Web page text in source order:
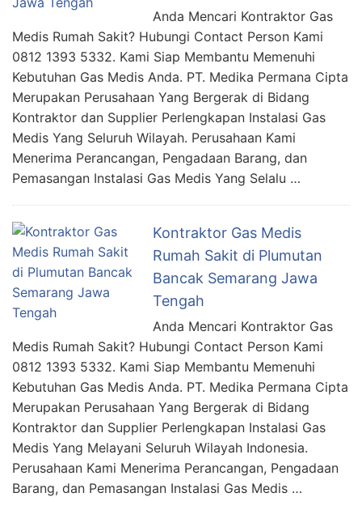
Anda Mencari Kontraktor Gas
Medis Rumah Sakit? Hubungi Contact Person Kami
0812 1393 5332. Kami Siap Membantu Memenuhi
Kebutuhan Gas Medis Anda. PT. Medika Permana Cipta
Merupakan Perusahaan Yang Bergerak di Bidang
Kontraktor dan Supplier Perlengkapan Instalasi Gas
Medis Yang Seluruh Wilayah. Perusahaan Kami
Menerima Perancangan, Pengadaan Barang, dan
Pemasangan Instalasi Gas Medis Yang Selalu …
Kontraktor Gas Medis
Rumah Sakit di Plumutan
Bancak Semarang Jawa
Tengah
Anda Mencari Kontraktor Gas
Medis Rumah Sakit? Hubungi Contact Person Kami
0812 1393 5332. Kami Siap Membantu Memenuhi
Kebutuhan Gas Medis Anda. PT. Medika Permana Cipta
Merupakan Perusahaan Yang Bergerak di Bidang
Kontraktor dan Supplier Perlengkapan Instalasi Gas
Medis Yang Melayani Seluruh Wilayah Indonesia.
Perusahaan Kami Menerima Perancangan, Pengadaan
Barang, dan Pemasangan Instalasi Gas Medis …